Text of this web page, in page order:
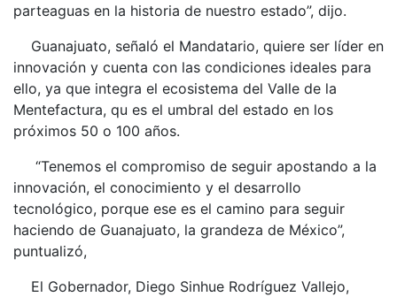
parteaguas en la historia de nuestro estado”, dijo.
Guanajuato, señaló el Mandatario, quiere ser líder en
innovación y cuenta con las condiciones ideales para
ello, ya que integra el ecosistema del Valle de la
Mentefactura, qu es el umbral del estado en los
próximos 50 o 100 años.
“Tenemos el compromiso de seguir apostando a la
innovación, el conocimiento y el desarrollo
tecnológico, porque ese es el camino para seguir
haciendo de Guanajuato, la grandeza de México”,
puntualizó,
El Gobernador, Diego Sinhue Rodríguez Vallejo,